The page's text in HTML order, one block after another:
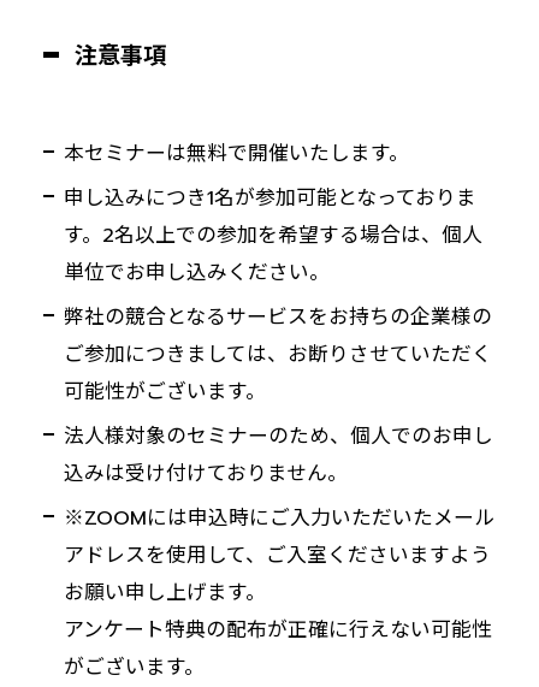
注意事項
本セミナーは無料で開催いたします。
申し込みにつき1名が参加可能となっておりま
す。2名以上での参加を希望する場合は、個人
単位でお申し込みください。
弊社の競合となるサービスをお持ちの企業様の
ご参加につきましては、お断りさせていただく
可能性がございます。
法人様対象のセミナーのため、個人でのお申し
込みは受け付けておりません。
※ZOOMには申込時にご入力いただいたメール
アドレスを使用して、ご入室くださいますよう
お願い申し上げます。
アンケート特典の配布が正確に行えない可能性
がございます。